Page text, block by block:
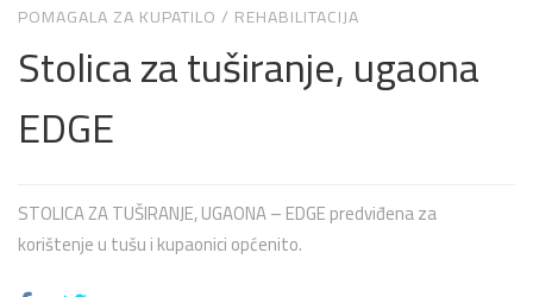
POMAGALA ZA KUPATILO / REHABILITACIJA
Stolica za tuširanje, ugaona
EDGE
STOLICA ZA TUŠIRANJE, UGAONA – EDGE predviđena za
korištenje u tušu i kupaonici općenito.